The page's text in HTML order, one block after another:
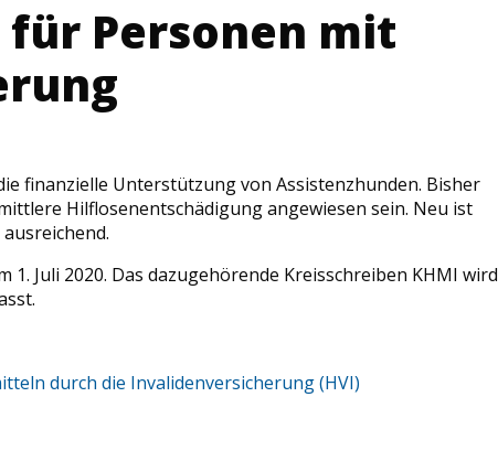
Personen mit
finanzielle Unterstützung von Assistenzhunden. Bisher
Hilflosenentschädigung angewiesen sein. Neu ist
Juli 2020. Das dazugehörende Kreisschreiben KHMI wird
durch die Invalidenversicherung (HVI)